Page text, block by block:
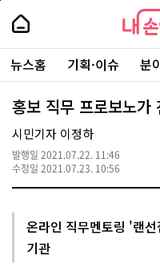
본
로
가
내
손
안
에
서
울
-
서
울
시
대
표
소
포
내
손
에
울
주
요
서
뉴스홈 기획·이슈 분
홍보 직무 프로보노가
시민기자 이정하
발행일 2021.07.22. 11:46
수정일 2021.07.23. 10:56
온라인 직무멘토링 '랜
기관
페
상
단
로